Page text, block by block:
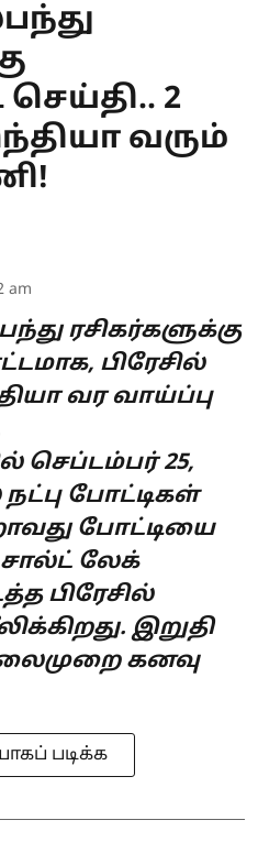
2
வரும்
am
ரசிகர்களுக்கு
பிரேசில்
வர வாய்ப்பு
செப்டம்பர் 25,
போட்டிகள்
போட்டியை
லேக்
பிரேசில்
இறுதி
கனவு
படிக்க